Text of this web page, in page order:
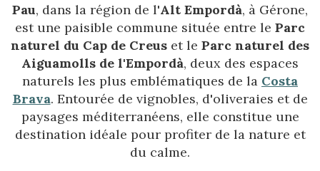
Pau, dans la région de l'Alt Empordà, à Gérone,
est une paisible commune située entre le Parc
naturel du Cap de Creus et le Parc naturel des
Aiguamolls de l'Empordà, deux des espaces
naturels les plus emblématiques de la Costa
Brava. Entourée de vignobles, d'oliveraies et de
paysages méditerranéens, elle constitue une
destination idéale pour profiter de la nature et
du calme.